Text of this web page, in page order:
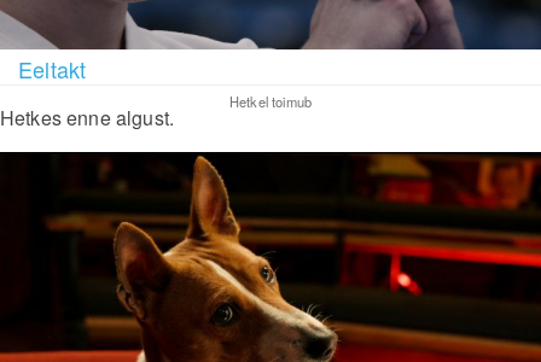
Eeltakt
Hetkel toimub
Hetkes enne algust.